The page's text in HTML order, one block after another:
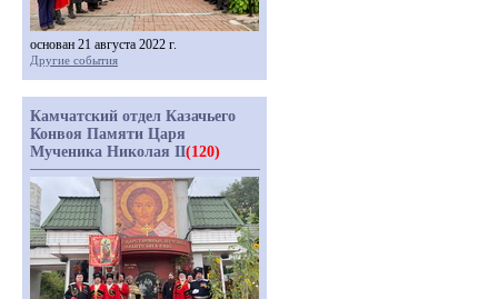
основан 21 августа 2022 г.
Другие события
Камчатский отдел Казачьего
Конвоя Памяти Царя
Мученика Николая II(120)